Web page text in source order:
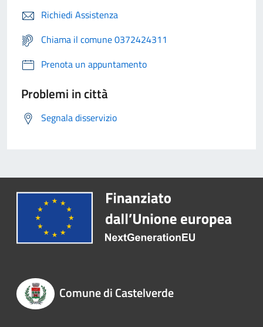
Richiedi Assistenza
Chiama il comune 0372424311
Prenota un appuntamento
Problemi in città
Segnala disservizio
Comune di Castelverde